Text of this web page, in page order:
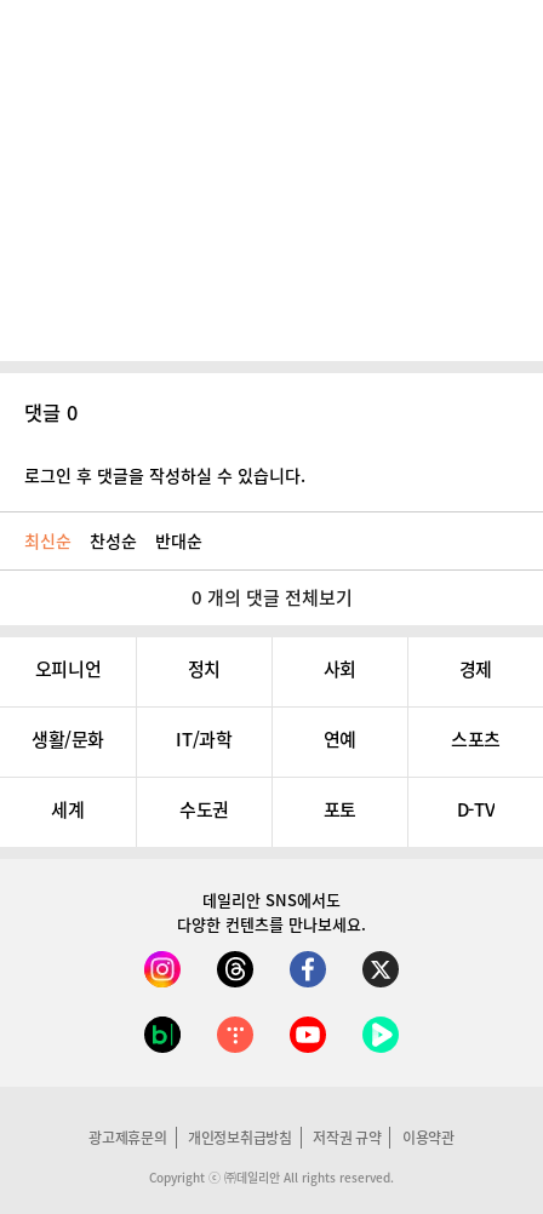
댓글 0
로그인 후 댓글을 작성하실 수 있습니다.
최신순 찬성순 반대순
0 개의 댓글 전체보기
오피니언 정치 사회 경제
생활/문화 IT/과학 연예 스포츠
세계 수도권 포토 D-TV
데일리안 SNS에서도
다양한 컨텐츠를 만나보세요.
광고제휴문의 개인정보취급방침 저작권 규약 이용약관
Copyright ⓒ ㈜데일리안 All rights reserved.